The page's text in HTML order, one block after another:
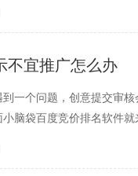
不宜推广怎么办
一个问题，创意提交审
脑袋百度竞价排名软件